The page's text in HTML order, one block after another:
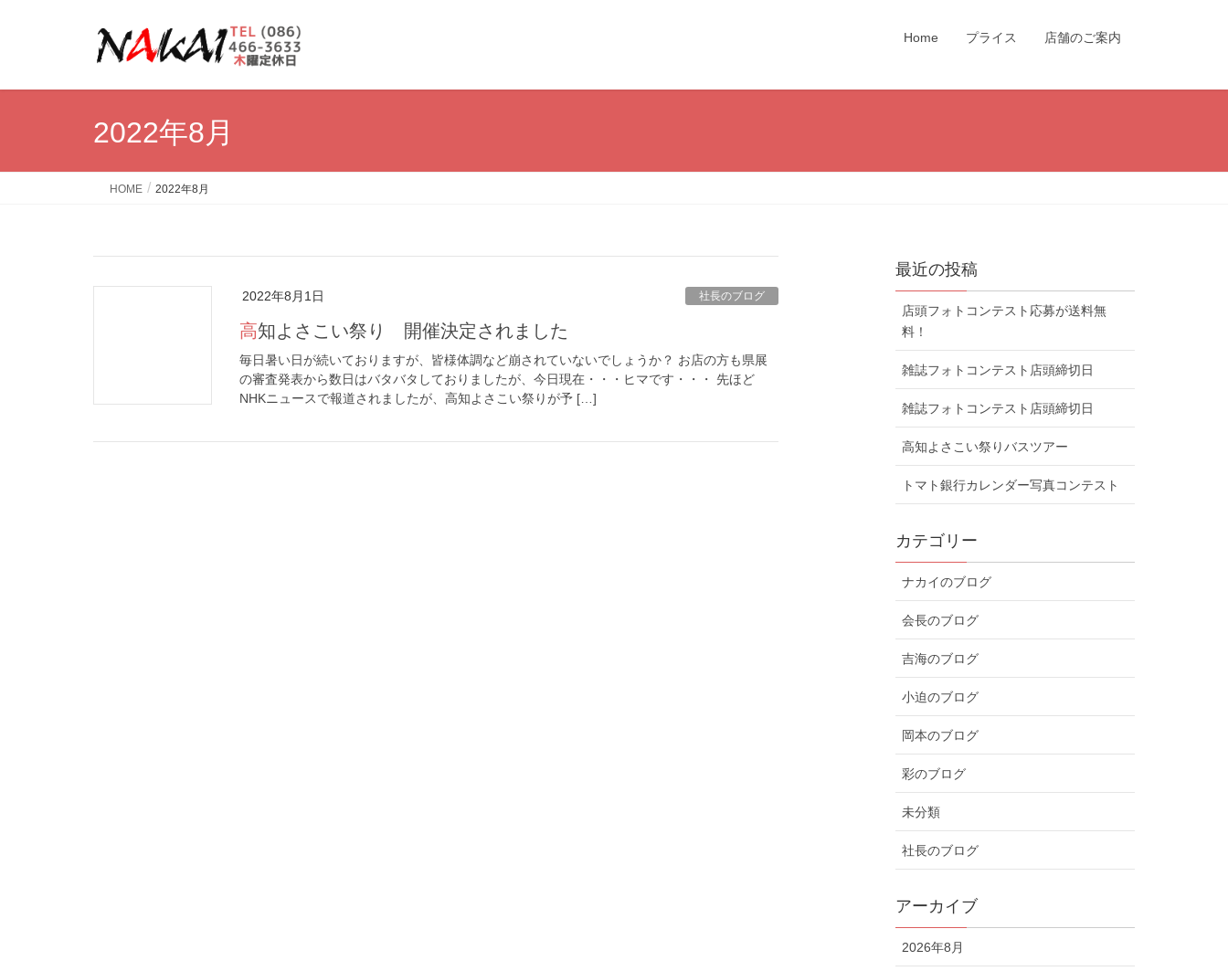
Home プライス 店舗のご案内
2022年8月
HOME 2022年8月
2022年8月1日 社長のブログ
高知よさこい祭り 開催決定されました
毎日暑い日が続いておりますが、皆様体調など崩されていないでしょうか？ お店の方も県展
の審査発表から数日はバタバタしておりましたが、今日現在・・・ヒマです・・・ 先ほど
NHKニュースで報道されましたが、高知よさこい祭りが予 […]
最近の投稿
店頭フォトコンテスト応募が送料無
料！
雑誌フォトコンテスト店頭締切日
雑誌フォトコンテスト店頭締切日
高知よさこい祭りバスツアー
トマト銀行カレンダー写真コンテスト
カテゴリー
ナカイのブログ
会長のブログ
吉海のブログ
小迫のブログ
岡本のブログ
彩のブログ
未分類
社長のブログ
アーカイブ
2026年8月